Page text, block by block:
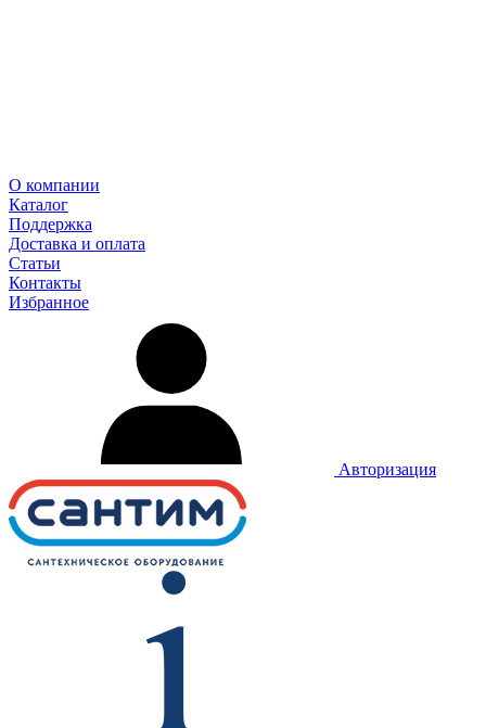
О компании
Каталог
Поддержка
Доставка и оплата
Статьи
Контакты
Избранное
Авторизация